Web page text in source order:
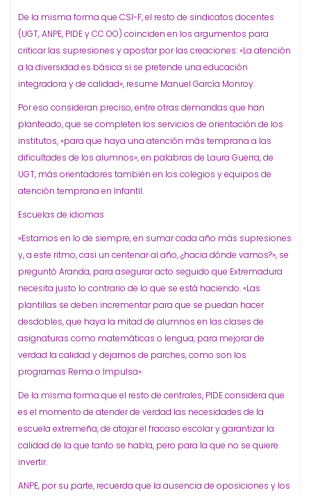
De la misma forma que CSI-F, el resto de sindicatos docentes
(UGT, ANPE, PIDE y CC OO) coinciden en los argumentos para
criticar las supresiones y apostar por las creaciones: «La atención
a la diversidad es básica si se pretende una educación
integradora y de calidad», resume Manuel García Monroy.
Por eso consideran preciso, entre otras demandas que han
planteado, que se completen los servicios de orientación de los
institutos, «para que haya una atención más temprana a las
dificultades de los alumnos», en palabras de Laura Guerra, de
UGT, más orientadores también en los colegios y equipos de
atención temprana en Infantil.
Escuelas de idiomas
«Estamos en lo de siempre, en sumar cada año más supresiones
y, a este ritmo, casi un centenar al año, ¿hacia dónde vamos?», se
preguntó Aranda, para asegurar acto seguido que Extremadura
necesita justo lo contrario de lo que se está haciendo. «Las
plantillas se deben incrementar para que se puedan hacer
desdobles, que haya la mitad de alumnos en las clases de
asignaturas como matemáticas o lengua, para mejorar de
verdad la calidad y dejarnos de parches, como son los
programas Rema o Impulsa».
De la misma forma que el resto de centrales, PIDE considera que
es el momento de atender de verdad las necesidades de la
escuela extremeña, de atajar el fracaso escolar y garantizar la
calidad de la que tanto se habla, pero para la que no se quiere
invertir.
ANPE, por su parte, recuerda que la ausencia de oposiciones y los